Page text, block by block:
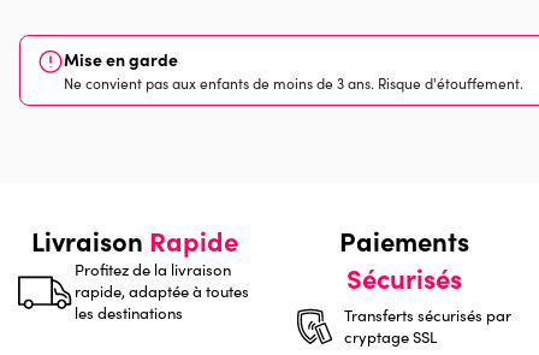
Mise en garde
Ne convient pas aux enfants de moins de 3 ans. Risque d'étouffement.
Livraison Rapide
Profitez de la livraison
rapide, adaptée à toutes
les destinations
Paiements
Sécurisés
Transferts sécurisés par
cryptage SSL